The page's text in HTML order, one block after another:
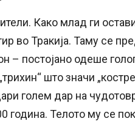
Како млад ги
во Тракија. Таму се
– постојано одеше
што значи
голем дар на
година. Телото му се